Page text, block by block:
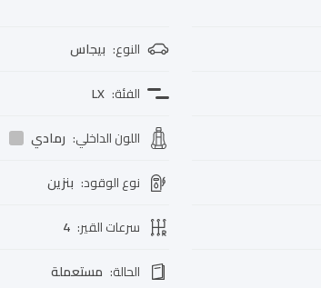
النوع: بيجاس
الفئة:
LX
اللون الداخلي: رمادي
نوع الوقود: بنزين
سرعات القير:
4
الحالة: مستعملة